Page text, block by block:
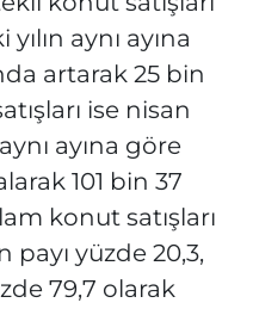
aynı ayına
artarak 25 bin
ise nisan
ayına göre
101 bin 37
konut satışları
payı yüzde 20,3,
79,7 olarak